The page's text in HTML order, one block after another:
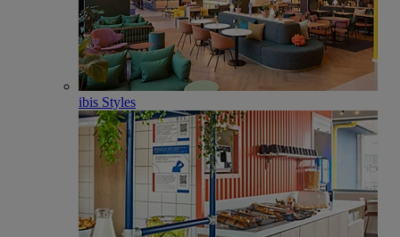
ibis Styles